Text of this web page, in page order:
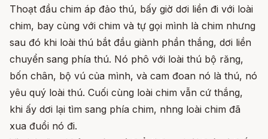
Thoạt đầu chim áp đảo thú, bấy giờ dơi liền đi với loài
chim, bay cùng với chim và tự gọi mình là chim nhưng
sau đó khi loài thú bắt đầu giành phần thắng, dơi liền
chuyển sang phía thú. Nó phô với loài thú bộ răng,
bốn chân, bộ vú của mình, và cam đoan nó là thú, nó
yêu quý loài thú. Cuối cùng loài chim vẫn cứ thắng,
khi ấy dơi lại tìm sang phía chim, nhng loài chim đã
xua đuổi nó đi.